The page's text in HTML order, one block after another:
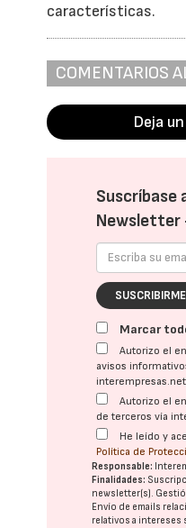
características.
COMENTARIOS
Deja
Suscríbase
Newsletter
Marcar
Autorizo el
avisos
interempresas.net
Autorizo el
de terceros vía
He leído y
Política de
Responsable:
Finalidades:
newsletter(s).
Envío de emails
relativos a intereses